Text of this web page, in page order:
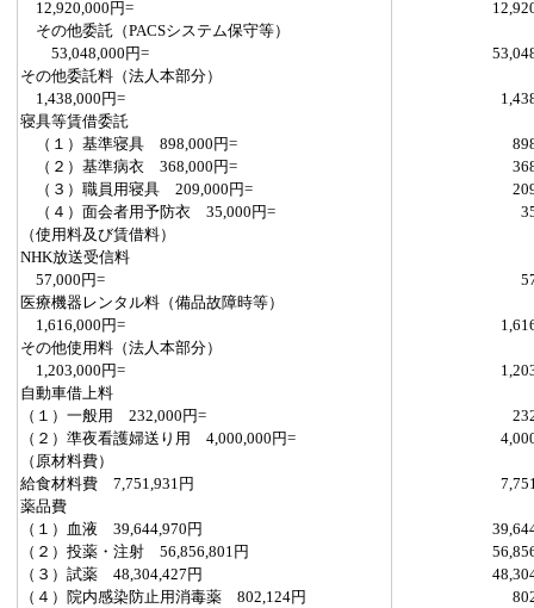
12,920,000円=
その他委託（PACSシステム保守等）
53,048,000円=
その他委託料（法人本部分）
1,438,000円=
寝具等賃借委託
（１）基準寝具 898,000円=
（２）基準病衣 368,000円=
（３）職員用寝具 209,000円=
（４）面会者用予防衣 35,000円=
（使用料及び賃借料）
NHK放送受信料
57,000円=
医療機器レンタル料（備品故障時等）
1,616,000円=
その他使用料（法人本部分）
1,203,000円=
自動車借上料
（１）一般用 232,000円=
（２）準夜看護婦送り用 4,000,000円=
（原材料費）
給食材料費 7,751,931円
薬品費
（１）血液 39,644,970円
（２）投薬・注射 56,856,801円
（３）試薬 48,304,427円
（４）院内感染防止用消毒薬 802,124円